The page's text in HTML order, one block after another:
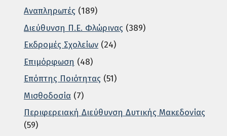
Αναπληρωτές (189)
Διεύθυνση Π.Ε. Φλώρινας (389)
Εκδρομές Σχολείων (24)
Επιμόρφωση (48)
Επόπτης Ποιότητας (51)
Μισθοδοσία (7)
Περιφερειακή Διεύθυνση Δυτικής Μακεδονίας
(59)